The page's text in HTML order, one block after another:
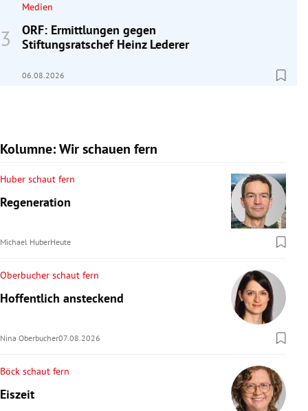
Medien
ORF: Ermittlungen gegen
Stiftungsratschef Heinz Lederer
06.08.2026
Kolumne: Wir schauen fern
Huber schaut fern
Regeneration
Michael HuberHeute
Oberbucher schaut fern
Hoffentlich ansteckend
Nina Oberbucher07.08.2026
Böck schaut fern
Eiszeit